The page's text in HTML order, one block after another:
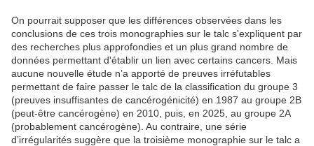
On pourrait supposer que les différences observées dans les
conclusions de ces trois monographies sur le talc s'expliquent par
des recherches plus approfondies et un plus grand nombre de
données permettant d'établir un lien avec certains cancers. Mais
aucune nouvelle étude n’a apporté de preuves irréfutables
permettant de faire passer le talc de la classification du groupe 3
(preuves insuffisantes de cancérogénicité) en 1987 au groupe 2B
(peut-être cancérogène) en 2010, puis, en 2025, au groupe 2A
(probablement cancérogène). Au contraire, une série
d’irrégularités suggère que la troisième monographie sur le talc a